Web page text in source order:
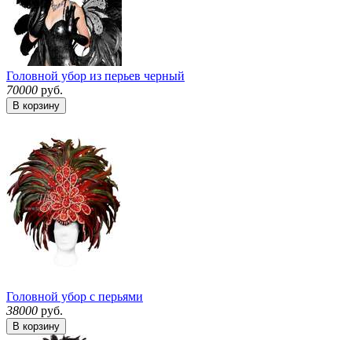
Головной убор из перьев черный
70000 руб.
В корзину
Головной убор с перьями
38000 руб.
В корзину